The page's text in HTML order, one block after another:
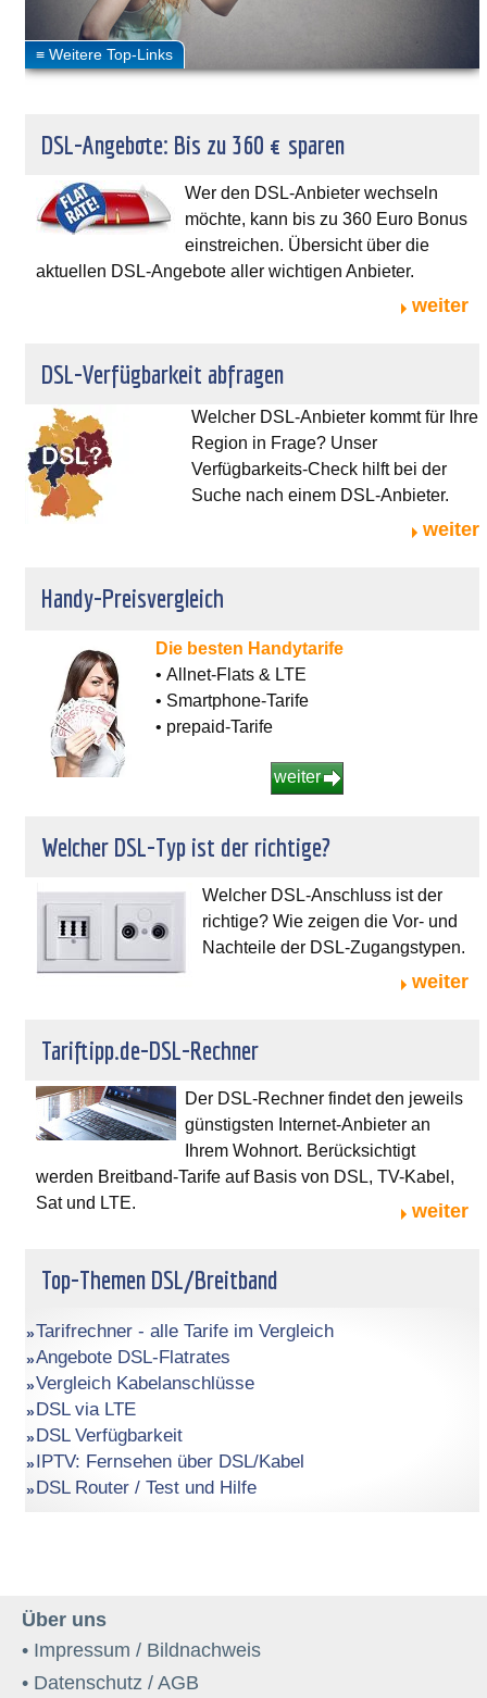
DSL-Angebote: Bis zu 360 € sparen
Wer den DSL-Anbieter wechseln
möchte, kann bis zu 360 Euro Bonus
einstreichen. Übersicht über die
aktuellen DSL-Angebote aller wichtigen Anbieter.
weiter
DSL-Verfügbarkeit abfragen
Welcher DSL-Anbieter kommt für Ihre
Region in Frage? Unser
Verfügbarkeits-Check hilft bei der
Suche nach einem DSL-Anbieter.
weiter
Handy-Preisvergleich
Die besten Handytarife
• Allnet-Flats & LTE
• Smartphone-Tarife
• prepaid-Tarife
weiter
Welcher DSL-Typ ist der richtige?
Welcher DSL-Anschluss ist der
richtige? Wie zeigen die Vor- und
Nachteile der DSL-Zugangstypen.
weiter
Tariftipp.de-DSL-Rechner
Der DSL-Rechner findet den jeweils
günstigsten Internet-Anbieter an
Ihrem Wohnort. Berücksichtigt
werden Breitband-Tarife auf Basis von DSL, TV-Kabel,
Sat und LTE.
weiter
Top-Themen DSL/Breitband
Tarifrechner - alle Tarife im Vergleich
Angebote DSL-Flatrates
Vergleich Kabelanschlüsse
DSL via LTE
DSL Verfügbarkeit
IPTV: Fernsehen über DSL/Kabel
DSL Router / Test und Hilfe
Über uns
• Impressum / Bildnachweis
• Datenschutz / AGB